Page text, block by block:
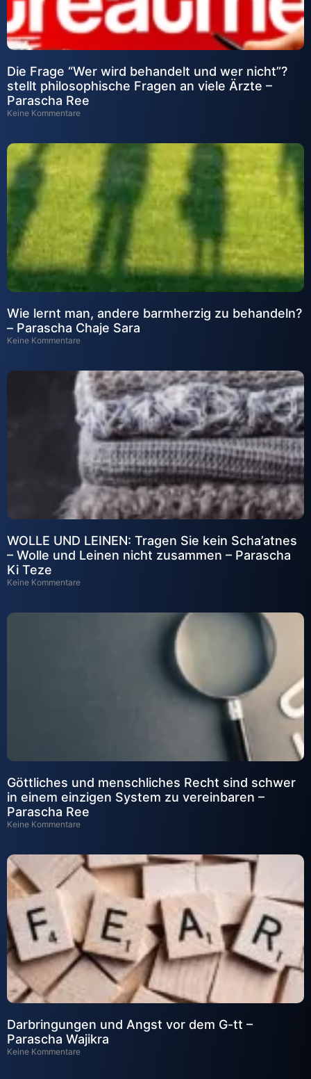
Die Frage “Wer wird behandelt und wer nicht”?
stellt philosophische Fragen an viele Ärzte –
Parascha Ree
Keine Kommentare
Wie lernt man, andere barmherzig zu behandeln?
– Parascha Chaje Sara
Keine Kommentare
WOLLE UND LEINEN: Tragen Sie kein Scha’atnes
– Wolle und Leinen nicht zusammen – Parascha
Ki Teze
Keine Kommentare
Göttliches und menschliches Recht sind schwer
in einem einzigen System zu vereinbaren –
Parascha Ree
Keine Kommentare
Darbringungen und Angst vor dem G-tt –
Parascha Wajikra
Keine Kommentare